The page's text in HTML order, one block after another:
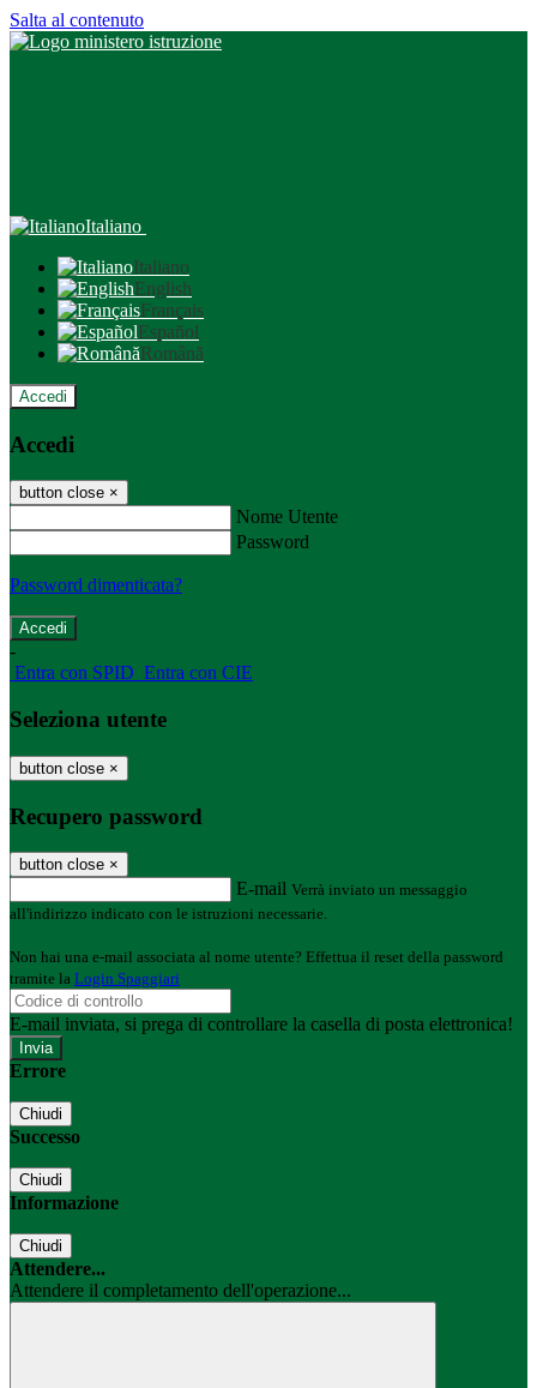
Salta al contenuto
Italiano
Italiano
English
Français
Español
Română
Accedi
Accedi
button close ×
Nome Utente
Password
Password dimenticata?
-
Entra con SPID Entra con CIE
Seleziona utente
button close ×
Recupero password
button close ×
E-mail Verrà inviato un messaggio
all'indirizzo indicato con le istruzioni necessarie.
Non hai una e-mail associata al nome utente? Effettua il reset della password
tramite la Login Spaggiari
E-mail inviata, si prega di controllare la casella di posta elettronica!
Errore
Chiudi
Successo
Chiudi
Informazione
Chiudi
Attendere...
Attendere il completamento dell'operazione...